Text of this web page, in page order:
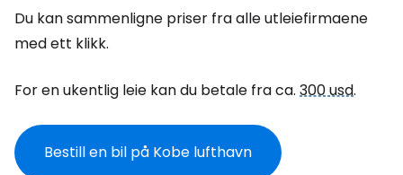
Du kan sammenligne priser fra alle utleiefirmaene
med ett klikk.
For en ukentlig leie kan du betale fra ca. 300 usd.
Bestill en bil på Kobe lufthavn